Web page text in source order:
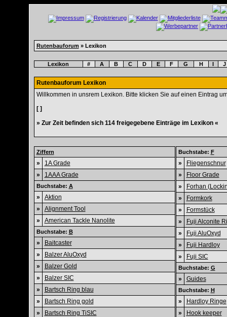
Rutenbauforum » Lexikon
Lexikon # A B C D E F G H I J
Rutenbauforum Lexikon
Willkommen in unsrem Lexikon. Bitte klicken Sie auf einen Eintrag
[ ]
» Zur Zeit befinden sich 114 freigegebene Einträge im Lexikon «
Ziffern
»
1A Grade
»
1AAA Grade
Buchstabe: A
»
Aktion
»
Alignment Tool
»
American Tackle Nanolite
Buchstabe: B
»
Baitcaster
»
Balzer AluOxyd
»
Balzer Gold
»
Balzer SIC
»
Bartsch Ring blau
»
Bartsch Ring gold
»
Bartsch Ring TiSIC
Buchstabe: F
»
Fliegenschnur
»
Floor Grade
»
Forhan
»
Formkork
»
Formstück
»
Fuji Alconite
»
Fuji AluOxyd
»
Fuji Hardloy
»
Fuji SIC
Buchstabe: G
» Guides
Buchstabe: H
»
Hardloy Ringe
»
Hook keeper